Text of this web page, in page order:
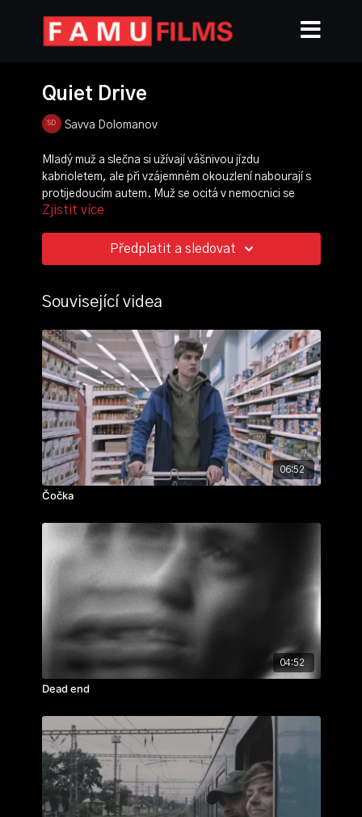
Quiet Drive
Savva Dolomanov
Mladý muž a slečna si užívají vášnivou jízdu
kabrioletem, ale při vzájemném okouzlení nabourají s
protijedoucím autem. Muž se ocitá v nemocnici se
znehybněným tělem ve společnosti pouze zdravotní
bezmocnému muži zbývá, je vzpomínat na vášeň,
kterou prožíval s dívkou v autě.
režie:
Savva Dolomanov
Kryštof Čížek
střih:Sebastián Kučkovský,Viola Bláhová
produkce:Julie Ondračková
scénografie:Josefina Holcová,
Štěpán Klinkovský
zvuk:Nicolas Atcheson
hrají: Daniel Toman, Nikola Heinzlová, Natálie
Topinková
ročník: 3.
cvičení: sen
rok výroby: 2023
Zjistit více
Předplatit a sledovat
Související videa
06:52
Čočka
04:52
Dead end